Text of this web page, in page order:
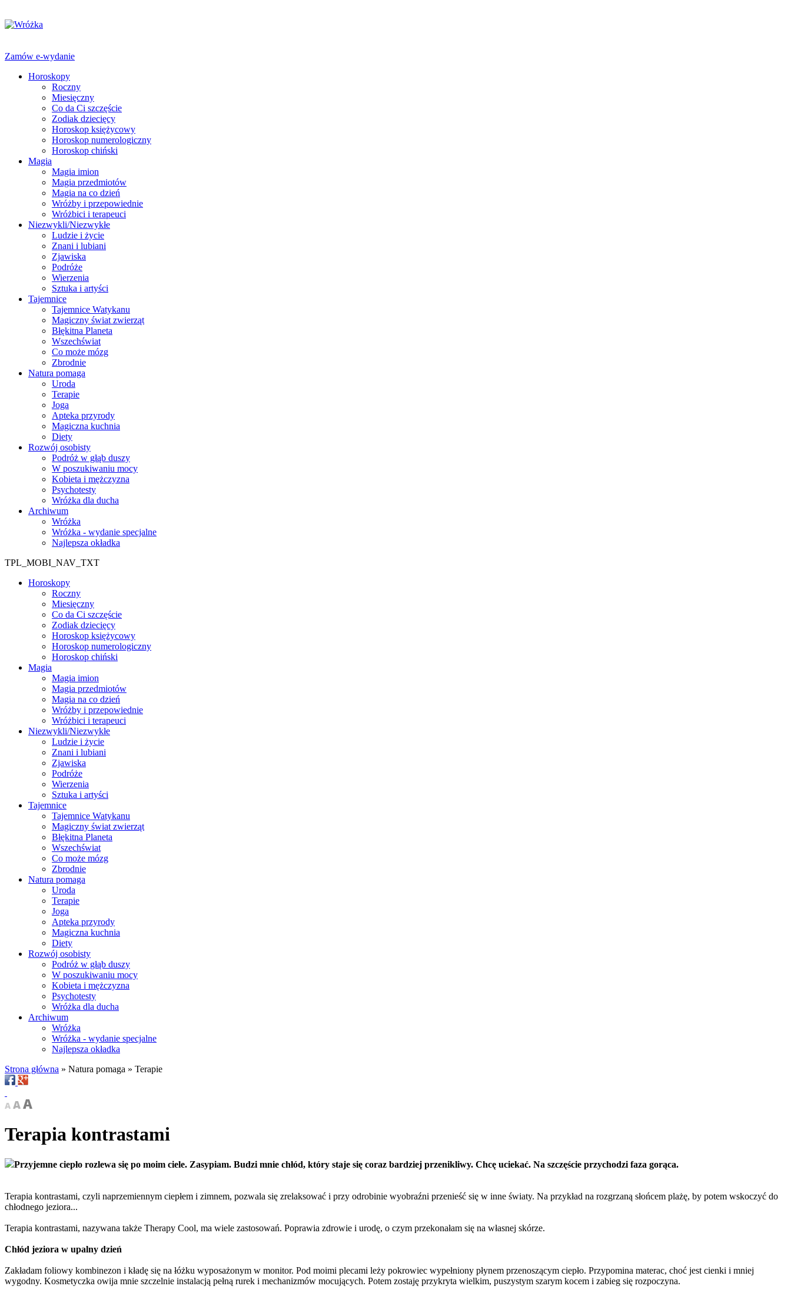
Zamów e-wydanie
Horoskopy
Roczny
Miesięczny
Co da Ci szczęście
Zodiak dziecięcy
Horoskop księżycowy
Horoskop numerologiczny
Horoskop chiński
Magia
Magia imion
Magia przedmiotów
Magia na co dzień
Wróżby i przepowiednie
Wróżbici i terapeuci
Niezwykli/Niezwykłe
Ludzie i życie
Znani i lubiani
Zjawiska
Podróże
Wierzenia
Sztuka i artyści
Tajemnice
Tajemnice Watykanu
Magiczny świat zwierząt
Błękitna Planeta
Wszechświat
Co może mózg
Zbrodnie
Natura pomaga
Uroda
Terapie
Joga
Apteka przyrody
Magiczna kuchnia
Diety
Rozwój osobisty
Podróż w głąb duszy
W poszukiwaniu mocy
Kobieta i mężczyzna
Psychotesty
Wróżka dla ducha
Archiwum
Wróżka
Wróżka - wydanie specjalne
Najlepsza okładka
TPL_MOBI_NAV_TXT
Horoskopy
Roczny
Miesięczny
Co da Ci szczęście
Zodiak dziecięcy
Horoskop księżycowy
Horoskop numerologiczny
Horoskop chiński
Magia
Magia imion
Magia przedmiotów
Magia na co dzień
Wróżby i przepowiednie
Wróżbici i terapeuci
Niezwykli/Niezwykłe
Ludzie i życie
Znani i lubiani
Zjawiska
Podróże
Wierzenia
Sztuka i artyści
Tajemnice
Tajemnice Watykanu
Magiczny świat zwierząt
Błękitna Planeta
Wszechświat
Co może mózg
Zbrodnie
Natura pomaga
Uroda
Terapie
Joga
Apteka przyrody
Magiczna kuchnia
Diety
Rozwój osobisty
Podróż w głąb duszy
W poszukiwaniu mocy
Kobieta i mężczyzna
Psychotesty
Wróżka dla ducha
Archiwum
Wróżka
Wróżka - wydanie specjalne
Najlepsza okładka
Strona główna » Natura pomaga » Terapie
Terapia kontrastami
Przyjemne ciepło rozlewa się po moim ciele. Zasypiam. Budzi mnie chłód, który staje się coraz bardziej przenikliwy. Chcę uciekać. Na szczęście przychodzi faza gorąca.
Terapia kontrastami, czyli naprzemiennym ciepłem i zimnem, pozwala się zrelaksować i przy odrobinie wyobraźni przenieść się w inne światy. Na przykład na rozgrzaną słońcem plażę, by potem wskoczyć do
chłodnego jeziora...
Terapia kontrastami, nazywana także Therapy Cool, ma wiele zastosowań. Poprawia zdrowie i urodę, o czym przekonałam się na własnej skórze.
Chłód jeziora w upalny dzień
Zakładam foliowy kombinezon i kładę się na łóżku wyposażonym w monitor. Pod moimi plecami leży pokrowiec wypełniony płynem przenoszącym ciepło. Przypomina materac, choć jest cienki i mniej
wygodny. Kosmetyczka owija mnie szczelnie instalacją pełną rurek i mechanizmów mocujących. Potem zostaję przykryta wielkim, puszystym szarym kocem i zabieg się rozpoczyna.